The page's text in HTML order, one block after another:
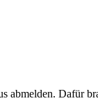
abmelden. Dafür